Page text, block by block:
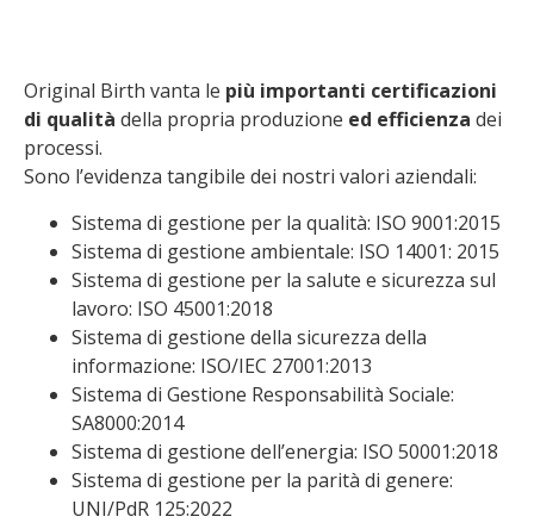
Original Birth vanta le più importanti certificazioni
di qualità della propria produzione ed efficienza dei
processi.
Sono l’evidenza tangibile dei nostri valori aziendali:
Sistema di gestione per la qualità: ISO 9001:2015
Sistema di gestione ambientale: ISO 14001: 2015
Sistema di gestione per la salute e sicurezza sul
lavoro: ISO 45001:2018
Sistema di gestione della sicurezza della
informazione: ISO/IEC 27001:2013
Sistema di Gestione Responsabilità Sociale:
SA8000:2014
Sistema di gestione dell’energia: ISO 50001:2018
Sistema di gestione per la parità di genere:
UNI/PdR 125:2022